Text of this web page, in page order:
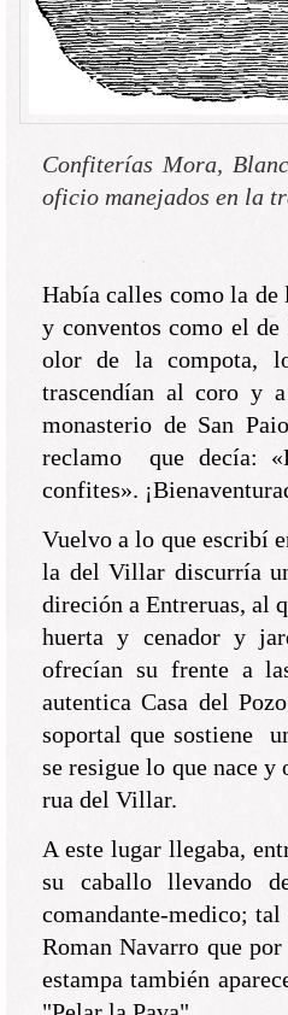
Confiterías Mora,
oficio manejados en la
Había calles como la
y conventos como el
olor de la compota,
trascendían al coro y
monasterio de San
reclamo que decía:
confites».
Vuelvo a lo que escribí
la del Villar discurría
direción a Entreruas, al
huerta y cenador y
ofrecían su frente a
autentica Casa del
soportal que sostiene
se resigue lo que nace y
rua del Villar.
A este lugar llegaba,
su caballo llevando
comandante-medico;
Roman Navarro que
estampa también